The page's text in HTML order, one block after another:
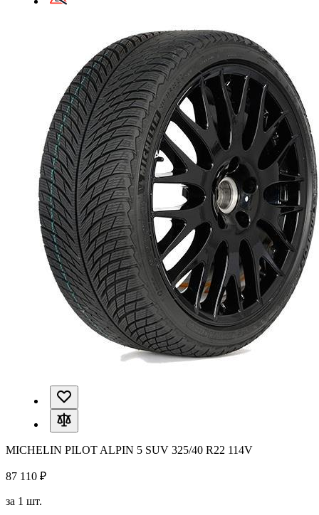
MICHELIN PILOT ALPIN 5 SUV 325/40 R22 114V
87 110 ₽
за 1 шт.